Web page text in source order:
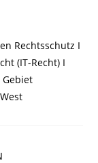
Rechtsschutz I
(IT-Recht) I